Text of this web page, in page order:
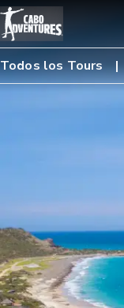
Todos los Tours